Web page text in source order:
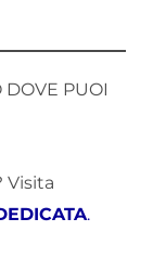
DOVE PUOI
Visita
.